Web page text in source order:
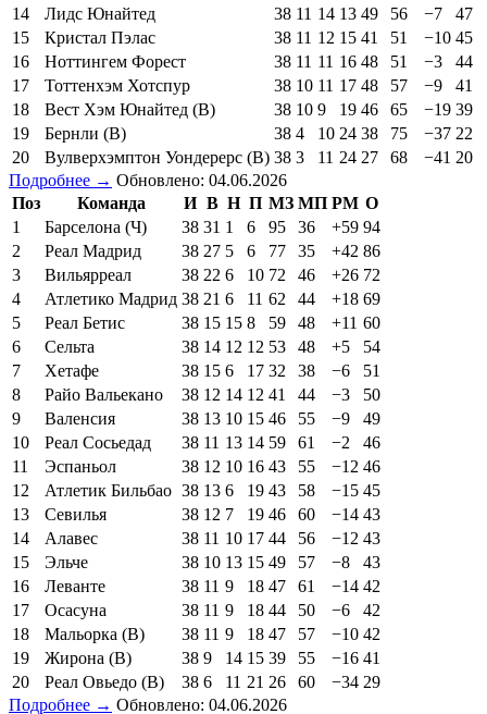
14
Лидс Юнайтед 38 11 14 13 49 56 −7
47
15
Кристал Пэлас 38 11 12 15 41 51 −10 45
16
Ноттингем Форест 38 11 11 16 48 51 −3
44
17
Тоттенхэм Хотспур 38 10 11 17 48 57 −9
41
18
Вест Хэм Юнайтед (В) 38 10 9 19 46 65 −19 39
19
Бернли (В) 38 4 10 24 38 75 −37 22
20
Вулверхэмптон Уондерерс (В) 38 3 11 24 27 68 −41 20
Подробнее → Обновлено: 04.06.2026
Поз
Команда И В Н П МЗ МП РМ О
1
Барселона (Ч) 38 31 1 6 95 36 +59 94
2
Реал Мадрид 38 27 5 6 77 35 +42 86
3
Вильярреал 38 22 6 10 72 46 +26 72
4
Атлетико Мадрид 38 21 6 11 62 44 +18 69
5
Реал Бетис 38 15 15 8 59 48 +11 60
6
Сельта 38 14 12 12 53 48 +5
54
7
Хетафе 38 15 6 17 32 38 −6
51
8
Райо Вальекано 38 12 14 12 41 44 −3
50
9
Валенсия 38 13 10 15 46 55 −9
49
10
Реал Сосьедад 38 11 13 14 59 61 −2
46
11
Эспаньол 38 12 10 16 43 55 −12 46
12
Атлетик Бильбао 38 13 6 19 43 58 −15 45
13
Севилья 38 12 7 19 46 60 −14 43
14
Алавес 38 11 10 17 44 56 −12 43
15
Эльче 38 10 13 15 49 57 −8
43
16
Леванте 38 11 9 18 47 61 −14 42
17
Осасуна 38 11 9 18 44 50 −6
42
18
Мальорка (В) 38 11 9 18 47 57 −10 42
19
Жирона (В) 38 9 14 15 39 55 −16 41
20
Реал Овьедо (В) 38 6 11 21 26 60 −34 29
Подробнее → Обновлено: 04.06.2026